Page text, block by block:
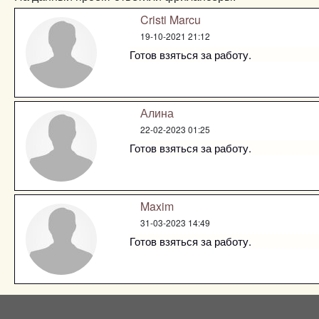
Cristi Marcu
19-10-2021 21:12
Готов взяться за работу.
Алина
22-02-2023 01:25
Готов взяться за работу.
Maxim
31-03-2023 14:49
Готов взяться за работу.